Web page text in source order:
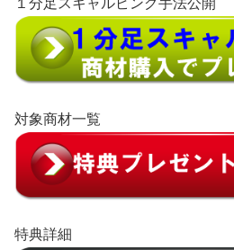
１分足スキャルピング手法公開
対象商材一覧
特典詳細